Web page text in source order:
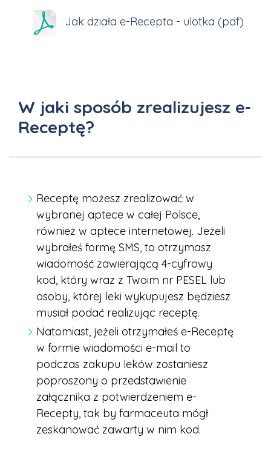
Jak działa e-Recepta - ulotka (pdf)
W jaki sposób zrealizujesz e-
Receptę?
Receptę możesz zrealizować w
wybranej aptece w całej Polsce,
również w aptece internetowej. Jeżeli
wybrałeś formę SMS, to otrzymasz
wiadomość zawierającą 4-cyfrowy
kod, który wraz z Twoim nr PESEL lub
osoby, której leki wykupujesz będziesz
musiał podać realizując receptę.
Natomiast, jeżeli otrzymałeś e-Receptę
w formie wiadomości e-mail to
podczas zakupu leków zostaniesz
poproszony o przedstawienie
załącznika z potwierdzeniem e-
Recepty, tak by farmaceuta mógł
zeskanować zawarty w nim kod.